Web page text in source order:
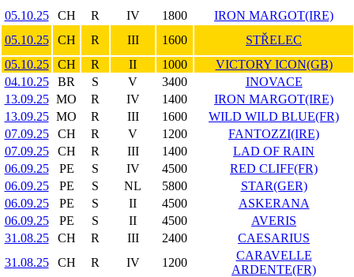
05.10.25
CH R IV 1800
IRON MARGOT(IRE)
05.10.25
CH R III 1600
STŘELEC
05.10.25
CH R II 1000
VICTORY ICON(GB)
04.10.25
BR S V 3400
INOVACE
13.09.25 MO R IV 1400
IRON MARGOT(IRE)
13.09.25 MO R III 1600
WILD WILD BLUE(FR)
07.09.25
CH R V 1200
FANTOZZI(IRE)
07.09.25
CH R III 1400
LAD OF RAIN
06.09.25
PE S IV 4500
RED CLIFF(FR)
06.09.25
PE S NL 5800
STAR(GER)
06.09.25
PE S II 4500
ASKERANA
06.09.25
PE S II 4500
AVERIS
31.08.25
CH R III 2400
CAESARIUS
31.08.25
CH R IV 1200
CARAVELLE
ARDENTE(FR)